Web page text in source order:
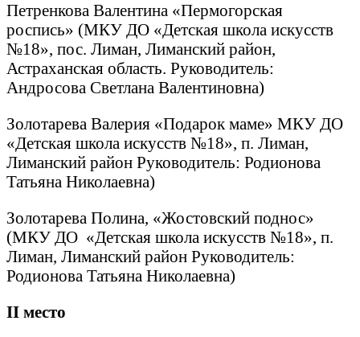
Петренкова Валентина «Пермогорская
роспись» (МКУ ДО «Детская школа искусств
№18», пос. Лиман, Лиманский район,
Астраханская область. Руководитель:
Андросова Светлана Валентиновна)
Золотарева Валерия «Подарок маме» МКУ ДО
«Детская школа искусств №18», п. Лиман,
Лиманский район Руководитель: Родионова
Татьяна Николаевна)
Золотарева Полина, «Жостовский поднос»
(МКУ ДО «Детская школа искусств №18», п.
Лиман, Лиманский район Руководитель:
Родионова Татьяна Николаевна)
II место